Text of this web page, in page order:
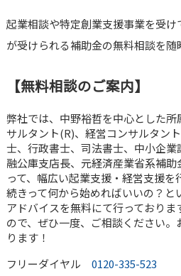
起業相談や特定創業支援事業を受
が受けられる補助金の無料相談を随
【無料相談のご案内】
弊社では、中野裕哲を中心とした
サルタント(R)、経営コンサルタン
士、行政書士、司法書士、中小企
融公庫支店長、元経済産業省系補
って、幅広い起業支援・経営支援
続きって何から始めればいいの？
アドバイスを無料にて行っておりま
ので、ぜひ一度、ご相談ください
ります！
フリーダイヤル 0120-335-523